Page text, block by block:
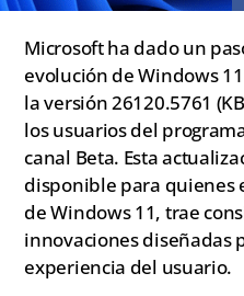
Microsoft ha dado un
evolución de Windows
la versión 26120.5761
los usuarios del
canal Beta. Esta
disponible para quienes
de Windows 11, trae
innovaciones diseñadas
experiencia del usuario.